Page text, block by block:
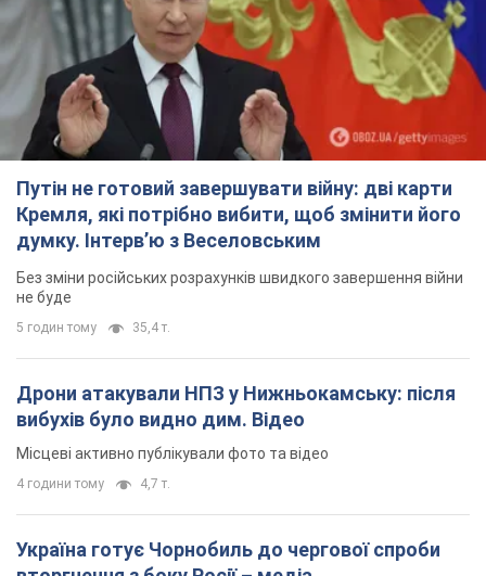
Путін не готовий завершувати війну: дві карти
Кремля, які потрібно вибити, щоб змінити його
думку. Інтерв’ю з Веселовським
Без зміни російських розрахунків швидкого завершення війни
не буде
5 годин тому 35,4 т.
Дрони атакували НПЗ у Нижньокамську: після
вибухів було видно дим. Відео
Місцеві активно публікували фото та відео
4 години тому 4,7 т.
Україна готує Чорнобиль до чергової спроби